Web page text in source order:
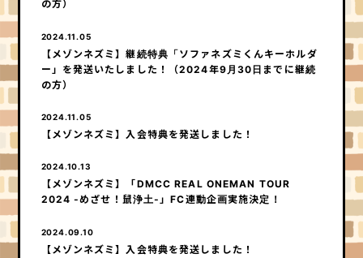
の方）
2024.11.05
【メゾンネズミ】継続特典「ソファネズミくんキーホルダ
ー」を発送いたしました！（2024年9月30日までに継続
の方）
2024.11.05
【メゾンネズミ】入会特典を発送しました！
2024.10.13
【メゾンネズミ】「DMCC REAL ONEMAN TOUR
2024 -めざせ！鼠浄土-」FC連動企画実施決定！
2024.09.10
【メゾンネズミ】入会特典を発送しました！